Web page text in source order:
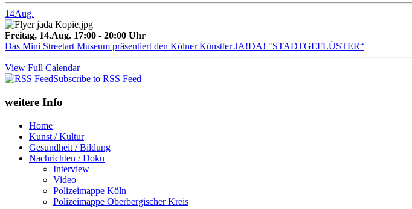
14Aug.
Freitag, 14.Aug. 17:00 - 20:00 Uhr
Das Mini Streetart Museum präsentiert den Kölner Künstler JA!DA! "STADTGEFLÜSTER“
View Full Calendar
Subscribe to RSS Feed
weitere Info
Home
Kunst / Kultur
Gesundheit / Bildung
Nachrichten / Doku
Interview
Video
Polizeimappe Köln
Polizeimappe Oberbergischer Kreis